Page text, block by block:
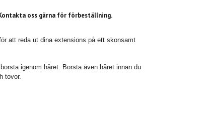
oss gärna för förbeställning.
att reda ut dina extensions på ett skonsamt
igenom håret. Borsta även håret innan du
tovor.